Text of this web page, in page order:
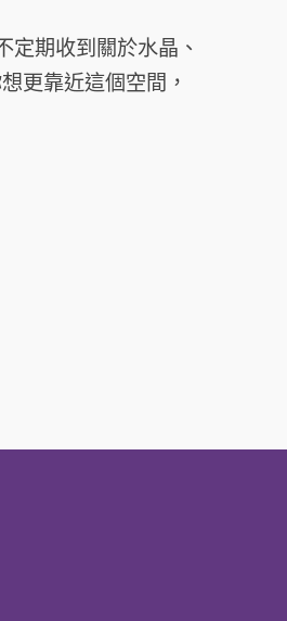
期收到關於水晶、
更靠近這個空間，